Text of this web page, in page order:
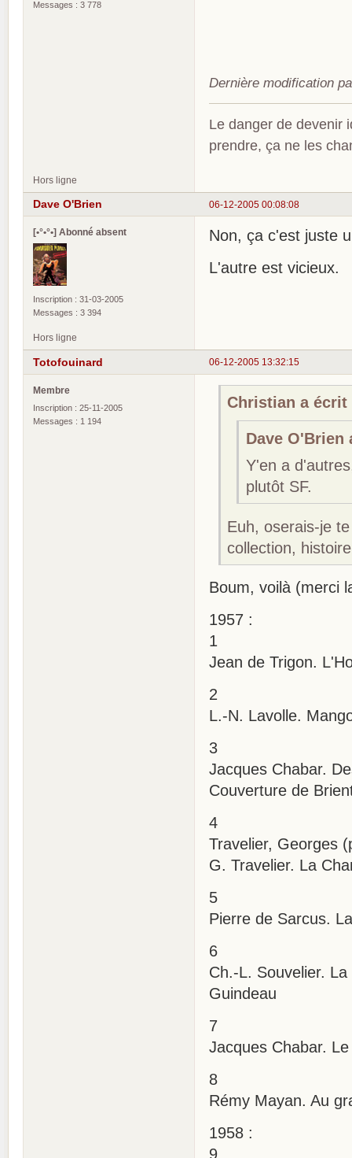
Messages : 3 778
Dernière modification
Le danger de devenir
prendre, ça ne les
Hors ligne
06-12-2005 00:08:08
Dave O'Brien
[•°•°•] Abonné absent
Inscription : 31-03-2005
Messages : 3 394
Non, ça c'est juste
L'autre est vicieux.
Hors ligne
06-12-2005 13:32:15
Totofouinard
Membre
Inscription : 25-11-2005
Messages : 1 194
Christian a écrit
Dave O'Brien
Y'en a
plutôt SF.
Euh, oserais-je
collection,
Boum, voilà (merci
1957 :
1
Jean de Trigon.
2
L.-N. Lavolle.
3
Jacques Chabar.
Couverture de
4
Travelier, Georges
G. Travelier. La
5
Pierre de Sarcus.
6
Ch.-L. Souvelier.
Guindeau
7
Jacques Chabar.
8
Rémy Mayan. Au
1958 :
9